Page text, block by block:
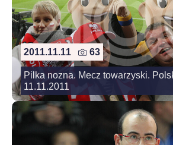
2011.11.11 63
Pilka nozna. Mecz towarzyski.
11.11.2011